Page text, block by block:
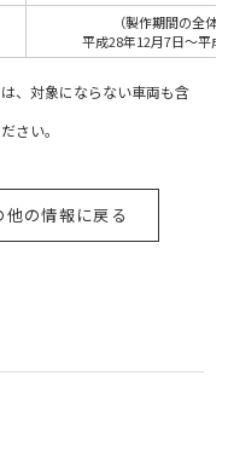
（製作期間の全体
平成28年12月7日～平成
、対象にならない車両も含
さい。
の情報に戻る